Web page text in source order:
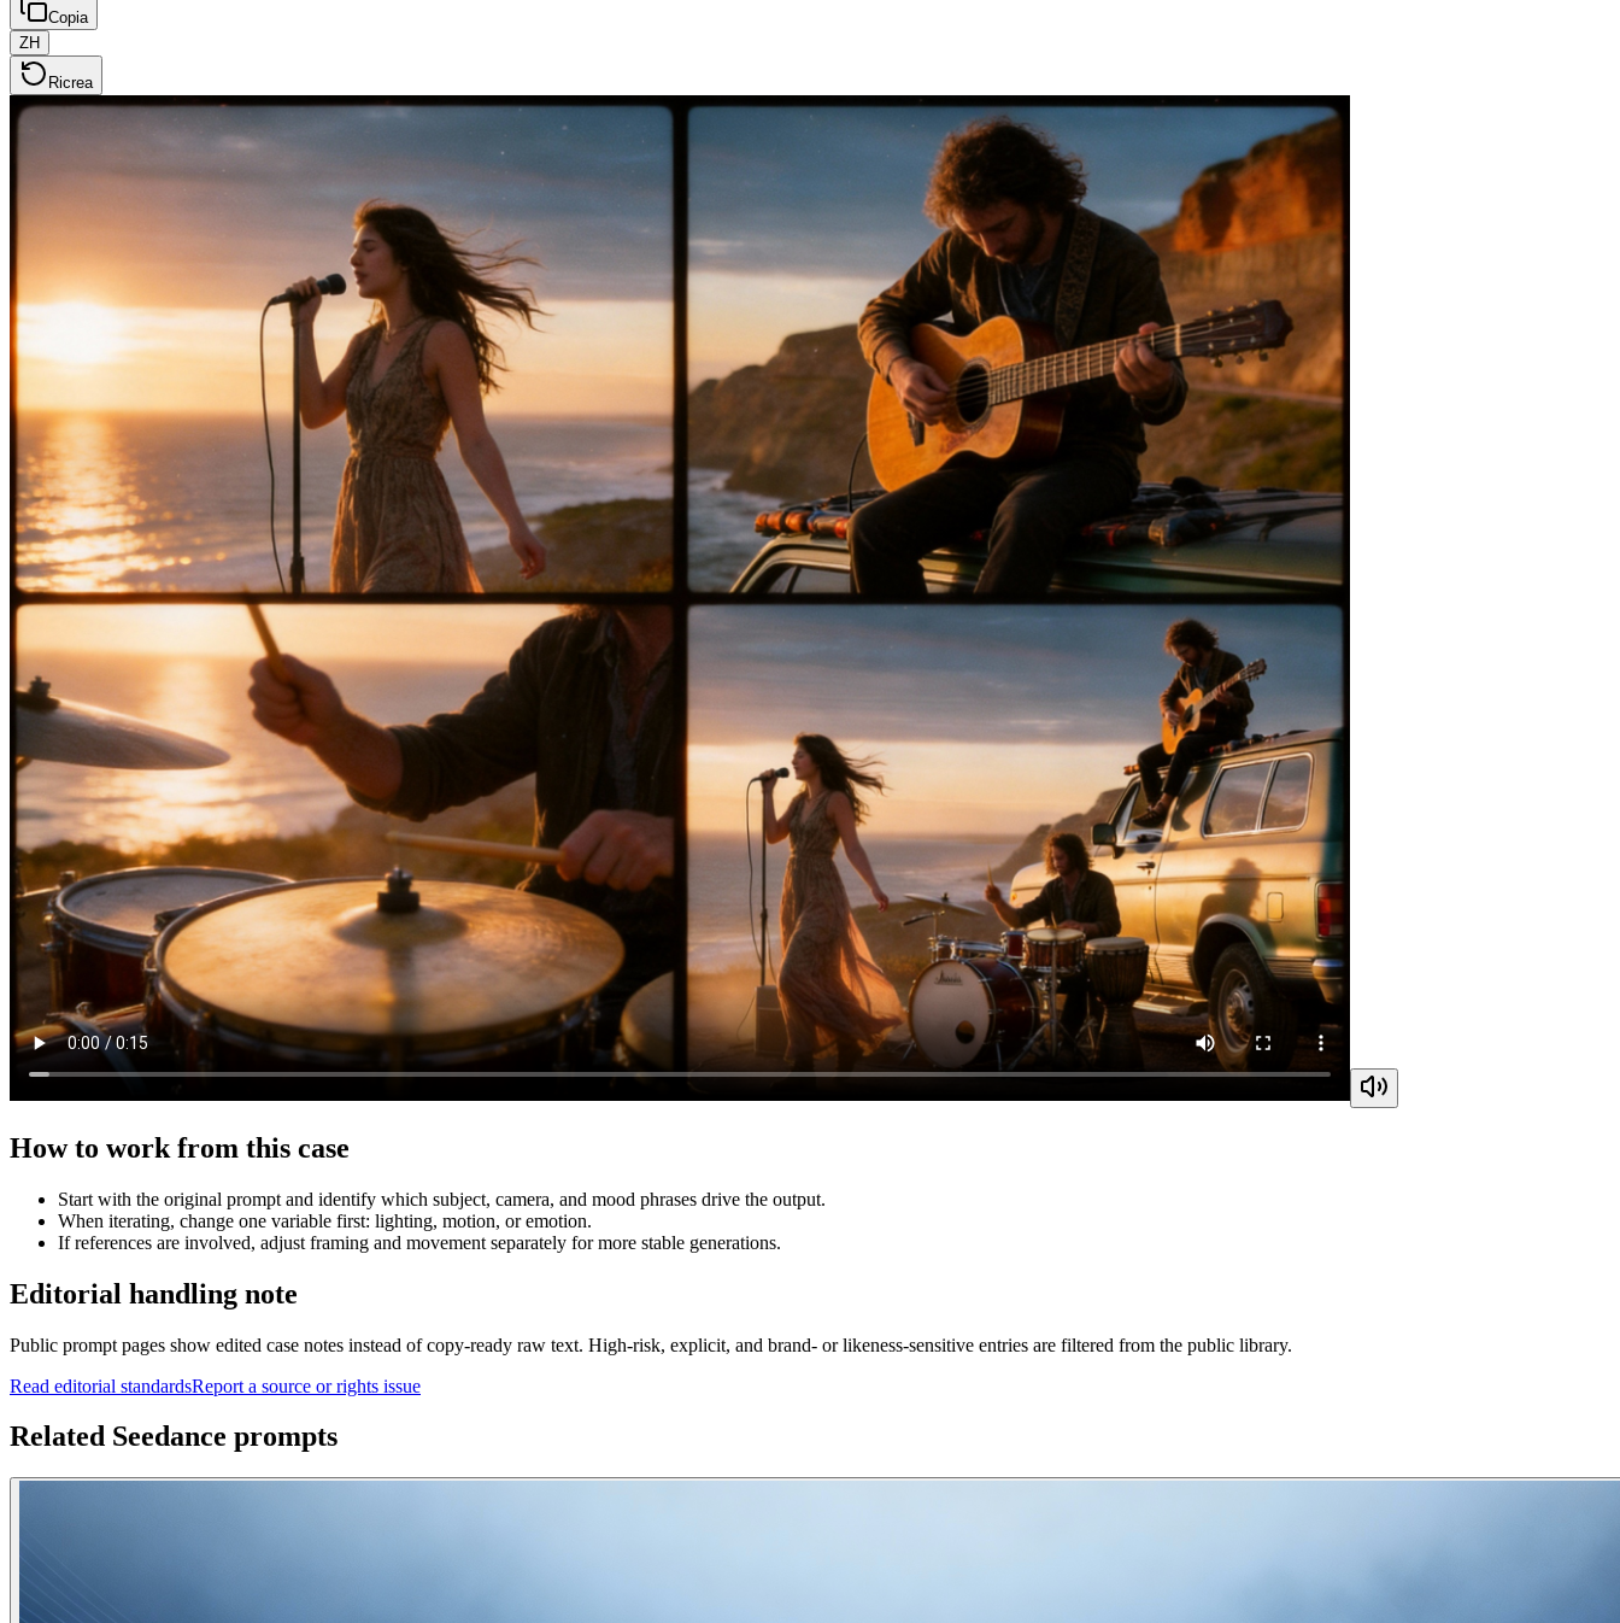
Copia
ZH
Ricrea
How to work from this case
Start with the original prompt and identify which subject, camera, and mood phrases drive the output.
When iterating, change one variable first: lighting, motion, or emotion.
If references are involved, adjust framing and movement separately for more stable generations.
Editorial handling note
Public prompt pages show edited case notes instead of copy-ready raw text. High-risk, explicit, and brand- or likeness-sensitive entries are filtered from the public library.
Read editorial standardsReport a source or rights issue
Related Seedance prompts